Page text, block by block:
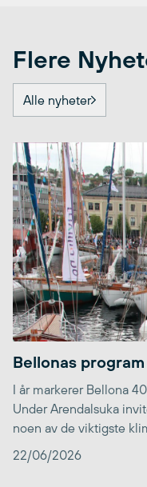
Flere
Alle nyheter
Bellonas
I år markerer Bellona
Under Arendalsuka
noen av de viktigste
22/06/2026